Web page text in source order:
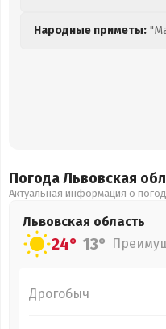
Народные приметы:
Погода Львовская
Актуальная информация о
Львовская область
24° 13°
Дрогобыч